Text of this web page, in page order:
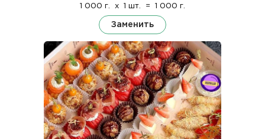
1 000 г. x 1 шт. = 1 000 г.
Заменить